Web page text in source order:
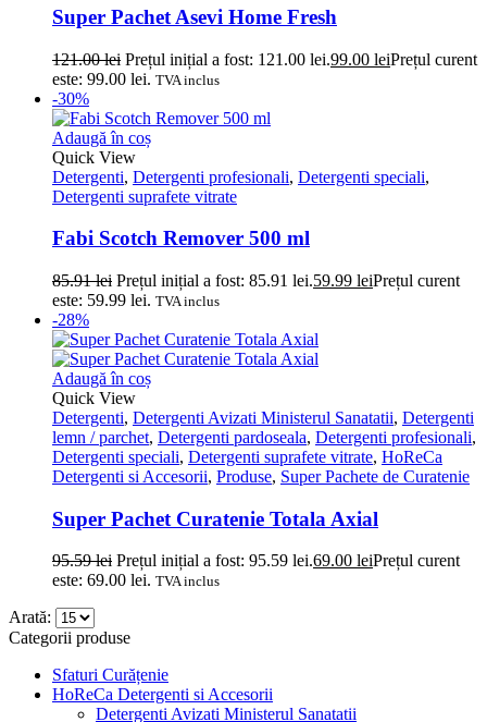
Super Pachet Asevi Home Fresh
121.00lei Prețul inițial a fost: 121.00 lei.99.00 leiPrețul curent
este: 99.00 lei. TVA inclus
-30%
Adaugă în coș
Quick View
Detergenti, Detergenti profesionali, Detergenti speciali,
Detergenti suprafete vitrate
Fabi Scotch Remover 500 ml
85.91lei Prețul inițial a fost: 85.91 lei.59.99 leiPrețul curent
este: 59.99 lei. TVA inclus
-28%
Adaugă în coș
Quick View
Detergenti, Detergenti Avizati Ministerul Sanatatii, Detergenti
lemn / parchet, Detergenti pardoseala, Detergenti profesionali,
Detergenti speciali, Detergenti suprafete vitrate, HoReCa
Detergenti si Accesorii, Produse, Super Pachete de Curatenie
Super Pachet Curatenie Totala Axial
95.59lei Prețul inițial a fost: 95.59 lei.69.00 leiPrețul curent
este: 69.00 lei. TVA inclus
Arată:
Categorii produse
Sfaturi Curățenie
HoReCa Detergenti si Accesorii
Detergenti Avizati Ministerul Sanatatii